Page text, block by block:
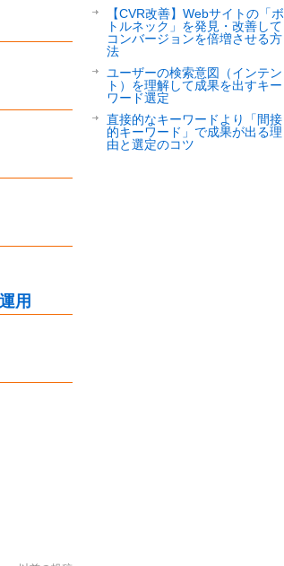
用
【CVR改善】Webサイトの「ボ
トルネック」を発見・改善して
コンバージョンを倍増させる方
法
ユーザーの検索意図（インテン
ト）を理解して成果を出すキー
ワード選定
直接的なキーワードより「間接
的キーワード」で成果が出る理
由と選定のコツ